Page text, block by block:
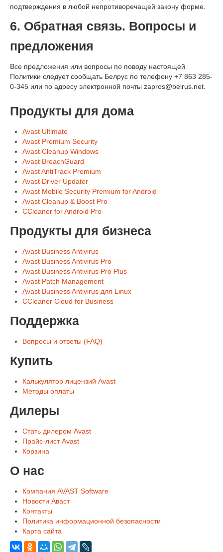
подтверждения в любой непротиворечащей закону форме.
6. Обратная связь. Вопросы и
предложения
Все предложения или вопросы по поводу настоящей
Политики следует сообщать Белрус по телефону +7 863 285-
0-345 или по адресу электронной почты zapros@belrus.net.
Продукты для дома
Avast Ultimate
Avast Premium Security
Avast Cleanup Windows
Avast BreachGuard
Avast AntiTrack Premium
Avast Driver Updater
Avast Mobile Security Premium for Android
Avast Cleanup & Boost Pro
CCleaner for Android Pro
Продукты для бизнеса
Avast Business Antivirus
Avast Business Antivirus Pro
Avast Business Antivirus Pro Plus
Avast Patch Management
Avast Business Antivirus для Linux
CCleaner Cloud for Business
Поддержка
Вопросы и ответы (FAQ)
Купить
Калькулятор лицензий Avast
Методы оплаты
Дилеры
Стать дилером Avast
Прайс-лист Avast
Корзина
О нас
Компания AVAST Software
Новости Аваст
Контакты
Политика информационной безопасности
Карта сайта